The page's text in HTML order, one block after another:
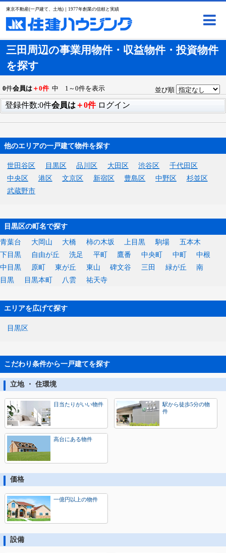
東京不動産(一戸建て、土地)｜1977年創業の信頼と実績
三田周辺の事業用物件・収益物件・投資物件
を探す
0件会員は ＋0件 中 1～0件を表示 並び順
登録件数:0件会員は ＋0件 ログイン
他のエリアの一戸建て物件を探す
世田谷区 目黒区 品川区 大田区 渋谷区
千代田区
中央区
港区 文京区 新宿区 豊島区 中野区
杉並区
武蔵野市
目黒区の町名で探す
青葉台 大岡山 大橋 柿の木坂 上目黒 駒場
五本木
下目黒
自由が丘 洗足 平町 鷹番 中央町 中町
中根
中目黒
原町 東が丘 東山 碑文谷 三田 緑が丘
南
目黒
目黒本町 八雲 祐天寺
エリアを広げて探す
目黒区
こだわり条件から一戸建てを探す
立地 ・ 住環境
日当たりがいい物件
駅から徒歩5分の物
件
高台にある物件
価格
一億円以上の物件
設備